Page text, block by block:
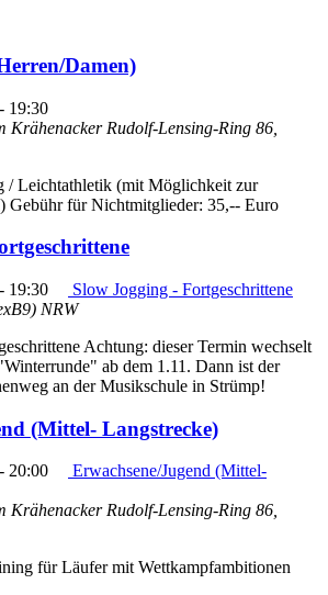
Damen)
- 19:30
Krähenacker Rudolf-Lensing-Ring 86,
/ Leichtathletik (mit Möglichkeit zur
Gebühr für Nichtmitglieder: 35,-- Euro
- 19:30
Slow Jogging - Fortgeschrittene
NRW
Achtung: dieser Termin wechselt
ab dem 1.11. Dann ist der
an der Musikschule in Strümp!
(Mittel- Langstrecke)
- 20:00
Erwachsene/Jugend (Mittel-
KrähenackerRudolf-Lensing-Ring 86,
für Läufer mit Wettkampfambitionen